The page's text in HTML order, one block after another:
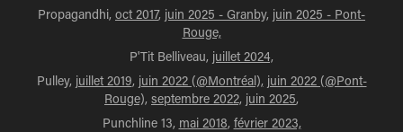
Propagandhi, oct 2017, juin 2025 - Granby, juin 2025 - Pont-
Rouge,
P'Tit Belliveau, juillet 2024,
Pulley, juillet 2019, juin 2022 (@Montréal), juin 2022 (@Pont-
Rouge), septembre 2022, juin 2025,
Punchline 13, mai 2018, février 2023,